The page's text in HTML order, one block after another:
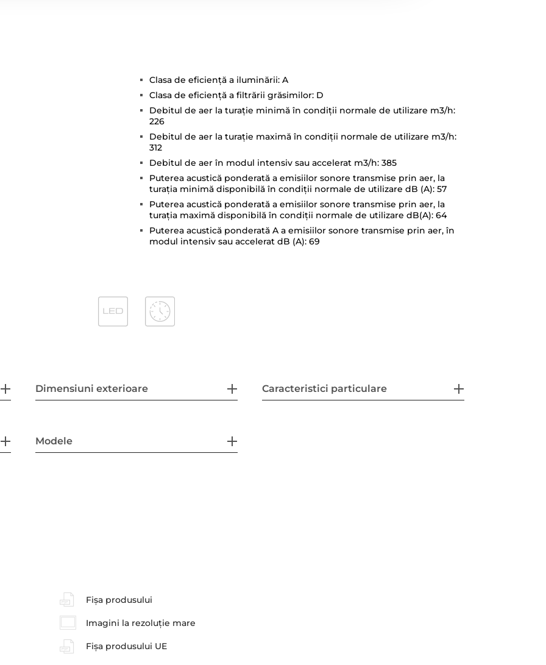
Clasa de eficienţă a iluminării: A
Clasa de eficienţă a filtrării grăsimilor: D
Debitul de aer la turaţie minimă în condiţii normale de utilizare m3/h:
226
Debitul de aer la turaţie maximă în condiţii normale de utilizare m3/h:
312
Debitul de aer în modul intensiv sau accelerat m3/h: 385
Puterea acustică ponderată a emisiilor sonore transmise prin aer, la
turaţia minimă disponibilă în condiţii normale de utilizare dB (A): 57
Puterea acustică ponderată a emisiilor sonore transmise prin aer, la
turaţia maximă disponibilă în condiţii normale de utilizare dB(A): 64
Puterea acustică ponderată A a emisiilor sonore transmise prin aer, în
modul intensiv sau accelerat dB (A): 69
Dimensiuni exterioare Caracteristici particulare
Modele
Fișa produsului
Imagini la rezoluție mare
Fișa produsului UE